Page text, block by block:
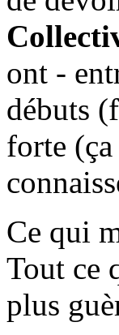
ont -
débuts
forte
Ce qui
Tout ce
plus